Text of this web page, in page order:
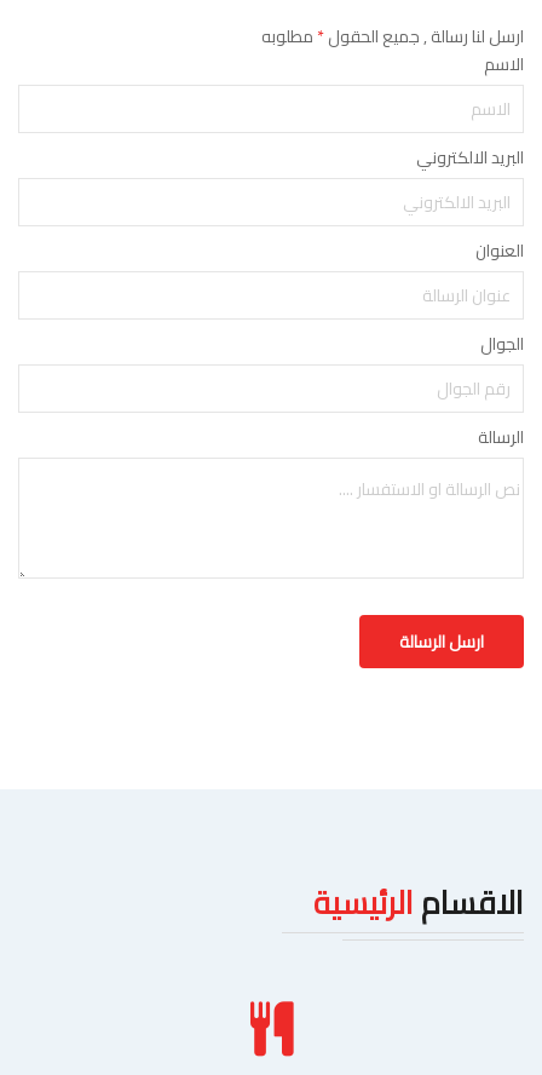
ارسل لنا رسالة , جميع الحقول*مطلوبه
الاسم
البريد الالكتروني
العنوان
الجوال
الرسالة
الاقسامالرئيسية